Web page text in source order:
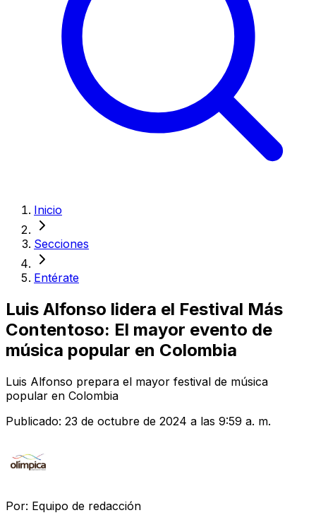
Inicio
Secciones
Entérate
Luis Alfonso lidera el Festival Más
Contentoso: El mayor evento de
música popular en Colombia
Luis Alfonso prepara el mayor festival de música
popular en Colombia
Publicado: 23 de octubre de 2024 a las 9:59 a. m.
Por: Equipo de redacción